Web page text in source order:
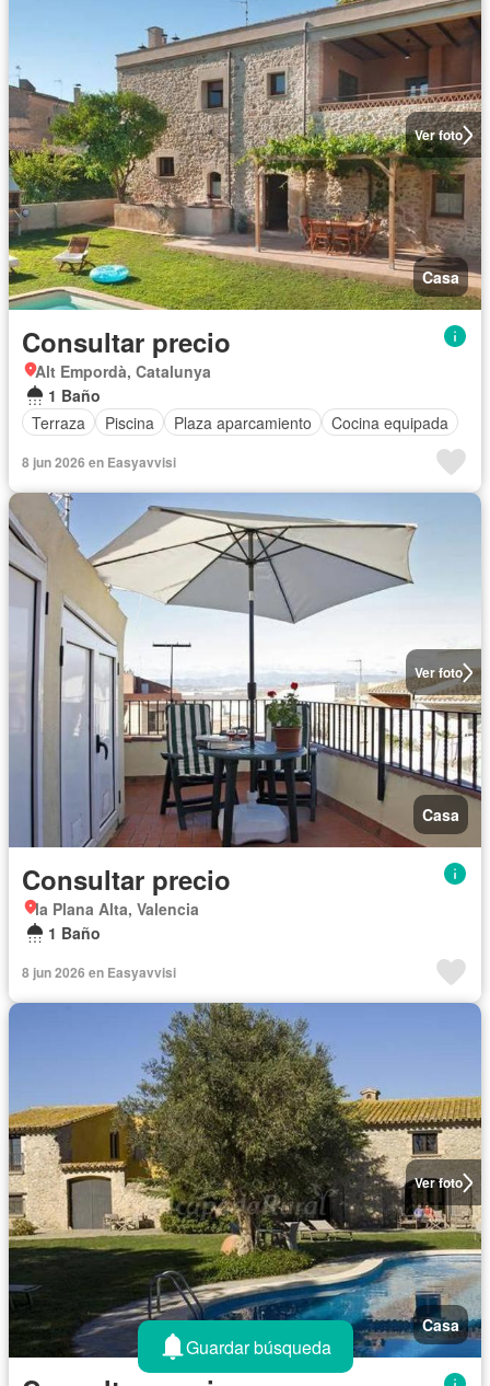
Ver foto
Casa
Consultar precio
Alt Empordà, Catalunya
1 Baño
Terraza
Piscina Plaza aparcamiento Cocina equipada
8 jun 2026 en Easyavvisi
Ver foto
Casa
Consultar precio
la Plana Alta, Valencia
1 Baño
8 jun 2026 en Easyavvisi
Ver foto
Casa
Guardar búsqueda